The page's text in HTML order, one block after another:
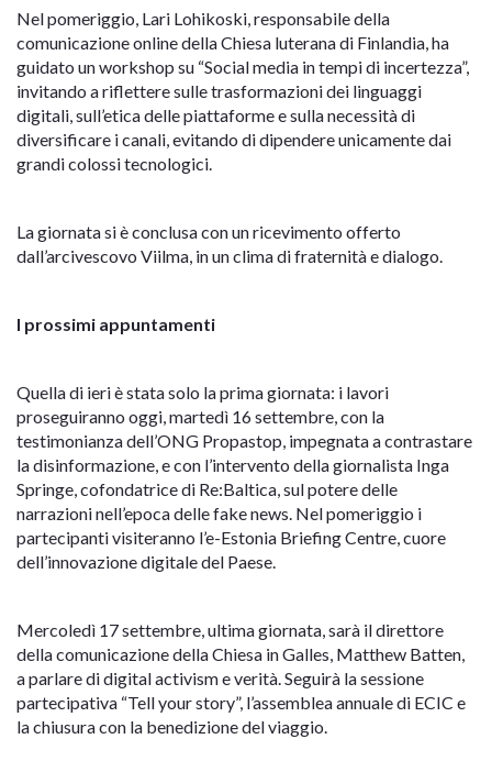
Nel pomeriggio, Lari Lohikoski, responsabile della
comunicazione online della Chiesa luterana di Finlandia, ha
guidato un workshop su “Social media in tempi di incertezza”,
invitando a riflettere sulle trasformazioni dei linguaggi
digitali, sull’etica delle piattaforme e sulla necessità di
diversificare i canali, evitando di dipendere unicamente dai
grandi colossi tecnologici.
La giornata si è conclusa con un ricevimento offerto
dall’arcivescovo Viilma, in un clima di fraternità e dialogo.
I prossimi appuntamenti
Quella di ieri è stata solo la prima giornata: i lavori
proseguiranno oggi, martedì 16 settembre, con la
testimonianza dell’ONG Propastop, impegnata a contrastare
la disinformazione, e con l’intervento della giornalista Inga
Springe, cofondatrice di Re:Baltica, sul potere delle
narrazioni nell’epoca delle fake news. Nel pomeriggio i
partecipanti visiteranno l’e-Estonia Briefing Centre, cuore
dell’innovazione digitale del Paese.
Mercoledì 17 settembre, ultima giornata, sarà il direttore
della comunicazione della Chiesa in Galles, Matthew Batten,
a parlare di digital activism e verità. Seguirà la sessione
partecipativa “Tell your story”, l’assemblea annuale di ECIC e
la chiusura con la benedizione del viaggio.